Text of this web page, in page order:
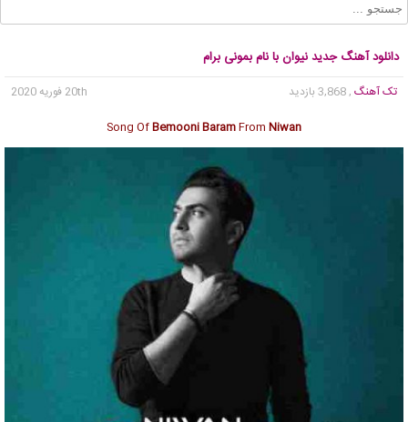
دانلود آهنگ جدید نیوان با نام بمونی برام
تک آهنگ , 3,868 بازدید
20th فوریه 2020
Song OfBemooni BaramFrom Niwan